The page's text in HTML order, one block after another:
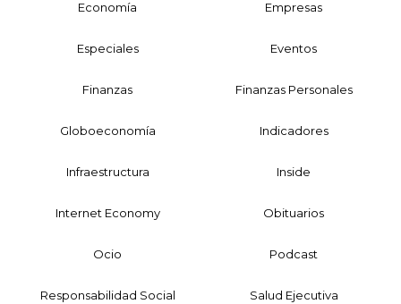
Economía Empresas
Especiales Eventos
Finanzas Finanzas Personales
Globoeconomía Indicadores
Infraestructura Inside
Internet Economy Obituarios
Ocio Podcast
Responsabilidad Social Salud Ejecutiva